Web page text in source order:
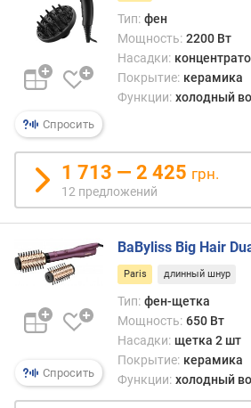
д
о
р
о
г
х
к
д
е
ы
м
п
о
з
ы
Спросить
Тип: фен
Мощность: 2200 Вт
Насадки:
Покрытие: керамика
Функции: холодный
1 713 — 2 425 грн.
12 предложений
Спросить
BaByliss Big Hair
Paris длинный шнур
Тип: фен-щетка
Мощность: 650 Вт
Насадки: щетка 2 шт
Покрытие: керамика
Функции: холодный